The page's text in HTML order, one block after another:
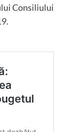
Consiliului